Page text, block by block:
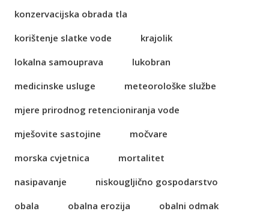
konzervacijska obrada tla
korištenje slatke vode
krajolik
lokalna samouprava
lukobran
medicinske usluge
meteorološke službe
mjere prirodnog retencioniranja vode
mješovite sastojine
močvare
morska cvjetnica
mortalitet
nasipavanje
niskougljično gospodarstvo
obala
obalna erozija
obalni odmak